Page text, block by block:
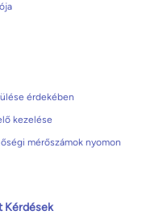
érdekében
kezelése
mérőszámok nyomon
Kérdések